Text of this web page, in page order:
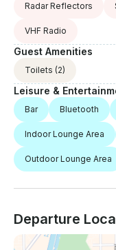
Radar Reflectors
VHF Radio
Guest Amenities
Toilets (2)
Leisure &
Bar Bluetooth
Indoor Lounge Area
Outdoor Lounge Area
Departure